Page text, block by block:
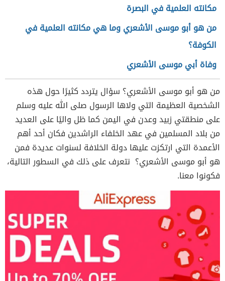
مكانته العلمية في البصرة
من هو أبو موسى الأشعري وما هي مكانته العلمية في
الكوفة؟
وفاة أبي موسى الأشعري
من هو أبو موسى الأشعري؟ سؤال يتردد كثيرًا حول هذه
الشخصية العظيمة التي ولاها الرسول صلى الله عليه وسلم
على منطقتي زبيد وعدن في اليمن كما ظل واليًا على العديد
من بلاد المسلمين في عهد الخلفاء الراشدين فكان أحد أهم
الأعمدة التي ارتكزت عليها دولة الخلافة لسنوات عديدة فمن
هو أبو موسى الأشعري؟ نتعرف على ذلك في السطور التالية،
فكونوا معنا.